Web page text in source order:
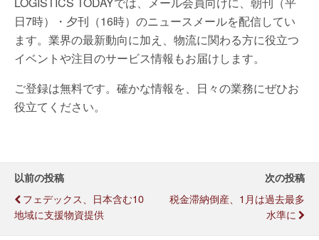
日7時）・夕刊（16時）のニュースメールを配信してい
ます。業界の最新動向に加え、物流に関わる方に役立つ
イベントや注目のサービス情報もお届けします。
ご登録は無料です。確かな情報を、日々の業務にぜひお
役立てください。
以前の投稿
フェデックス、日本含む10
地域に支援物資提供
次の投稿
税金滞納倒産、1月は過去最多
水準に